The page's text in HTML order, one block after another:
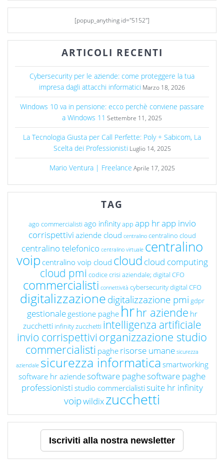
[popup_anything id="5152"]
ARTICOLI RECENTI
Cybersecurity per le aziende: come proteggere la tua
impresa dagli attacchi informatici Marzo 18, 2026
Windows 10 va in pensione: ecco perchè conviene passare
a Windows 11 Settembre 11, 2025
La Tecnologia Giusta per Call Perfette: Poly + Sabicom, La
Scelta dei Professionisti Luglio 14, 2025
Mario Ventura | Freelance Aprile 17, 2025
TAG
ago commercialisti ago infinityapp app hrapp invio
corrispettivi aziende cloud centralino centralino cloud
centralino telefonico centralino virtuale centralino
voip centralino voip cloud cloud cloud computing
cloud pmi codice crisi aziendale; digital CFO
commercialisti connettività cybersecuritydigital CFO
digitalizzazionedigitalizzazione pmi gdpr
gestionale gestione paghe hrhr aziende hr
zucchetti infinity zucchetti intelligenza artificiale
invio corrispettivi organizzazione studio
commercialisti paghe risorse umane sicurezza
aziendale sicurezza informatica smartworking
software hr aziendesoftware paghesoftware paghe
professionisti studio commercialisti suite hr infinity
voipwildixzucchetti
Iscriviti alla nostra newsletter